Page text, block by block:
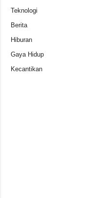
Teknologi
Berita
Hiburan
Gaya Hidup
Kecantikan